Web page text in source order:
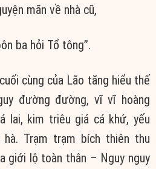
mãn về nhà cũ,
ba hỏi Tổ tông”.
cùng của Lão tăng hiểu thế
đường đường, vĩ vĩ hoàng
lai, kim triêu giá cá khứ, yếu
Trạm trạm bích thiên thu
giới lộ toàn thân – Nguy nguy